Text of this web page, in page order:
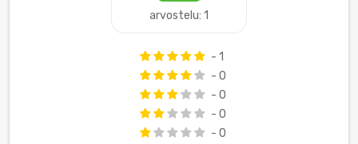
arvostelu: 1
- 1
- 0
- 0
- 0
- 0